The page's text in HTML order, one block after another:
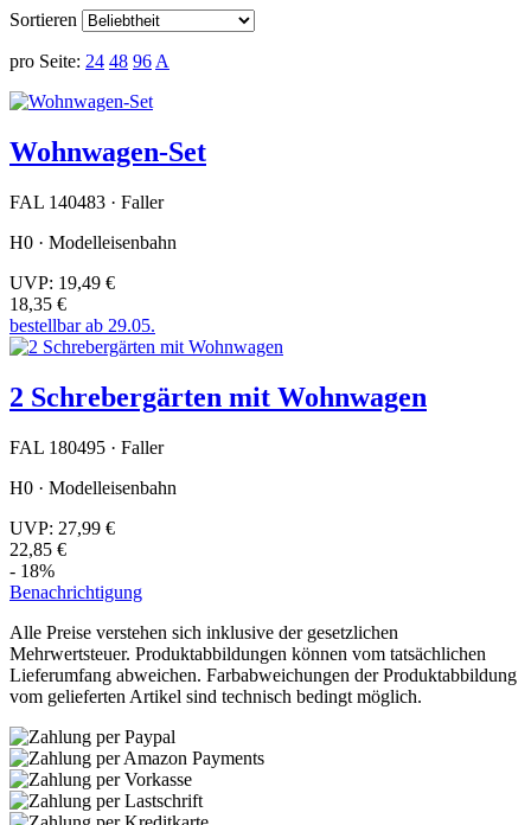
Sortieren
pro Seite: 24 48 96 A
Wohnwagen-Set
FAL 140483 · Faller
H0 · Modelleisenbahn
UVP: 19,49 €
18,35 €
bestellbar ab 29.05.
2 Schrebergärten mit Wohnwagen
FAL 180495 · Faller
H0 · Modelleisenbahn
UVP: 27,99 €
22,85 €
- 18%
Benachrichtigung
Alle Preise verstehen sich inklusive der gesetzlichen
Mehrwertsteuer. Produktabbildungen können vom tatsächlichen
Lieferumfang abweichen. Farbabweichungen der Produktabbildung
vom gelieferten Artikel sind technisch bedingt möglich.